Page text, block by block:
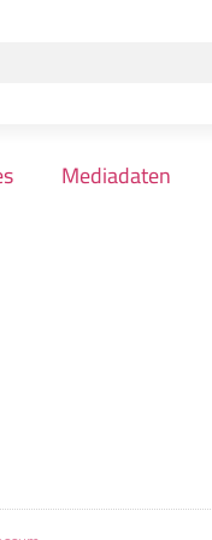
Mediadaten